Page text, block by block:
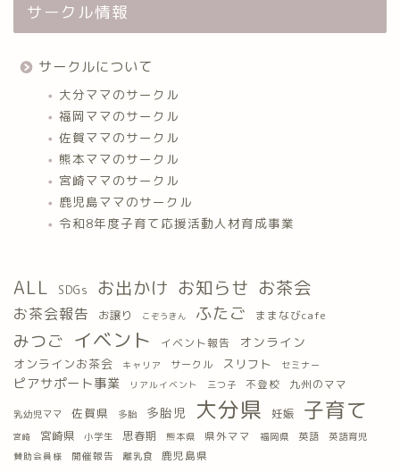
サークル情報
サークルについて
大分ママのサークル
福岡ママのサークル
佐賀ママのサークル
熊本ママのサークル
宮崎ママのサークル
鹿児島ママのサークル
令和8年度子育て応援活動人材育成事業
ALL SDGs お出かけ お知らせ お茶会
お茶会報告 お譲り こぞうきん ふたご ままなびcafe
みつご イベント イベント報告 オンライン
オンラインお茶会 キャリア サークル スリフト セミナー
ピアサポート事業 リアルイベント 三つ子 不登校 九州のママ
乳幼児ママ 佐賀県 多胎 多胎児 大分県 妊娠 子育て
宮崎 宮崎県 小学生 思春期 熊本県 県外ママ 福岡県 英語 英語育児
賛助会員様 開催報告 離乳食 鹿児島県